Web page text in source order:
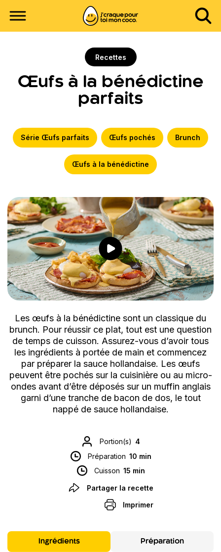
Recettes
Œufs à la bénédictine
parfaits
Série Œufs parfaits Œufs pochés Brunch
Œufs à la bénédictine
Les œufs à la bénédictine sont un classique du
brunch. Pour réussir ce plat, tout est une question
de temps de cuisson. Assurez-vous d’avoir tous
les ingrédients à portée de main et commencez
par préparer la sauce hollandaise. Les œufs
peuvent être pochés sur la cuisinière ou au micro-
ondes avant d’être déposés sur un muffin anglais
garni d’une tranche de bacon de dos, le tout
nappé de sauce hollandaise.
Portion(s) 4
Préparation 10 min
Cuisson 15 min
Partager la recette
Imprimer
Ingrédients Préparation